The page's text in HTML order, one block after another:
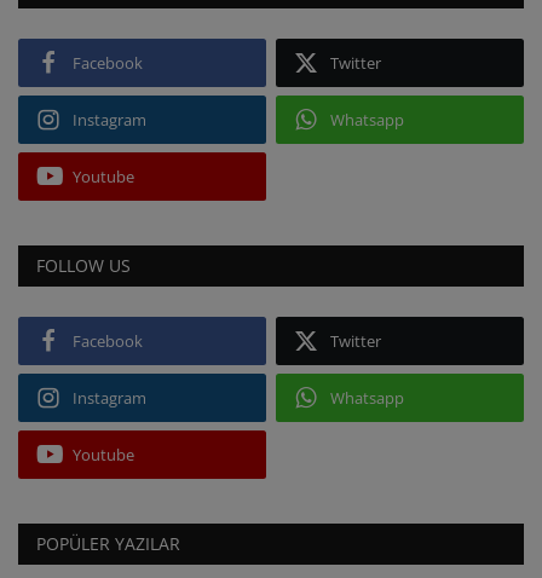
Facebook Twitter
Instagram Whatsapp
Youtube
FOLLOW US
Facebook Twitter
Instagram Whatsapp
Youtube
POPÜLER YAZILAR